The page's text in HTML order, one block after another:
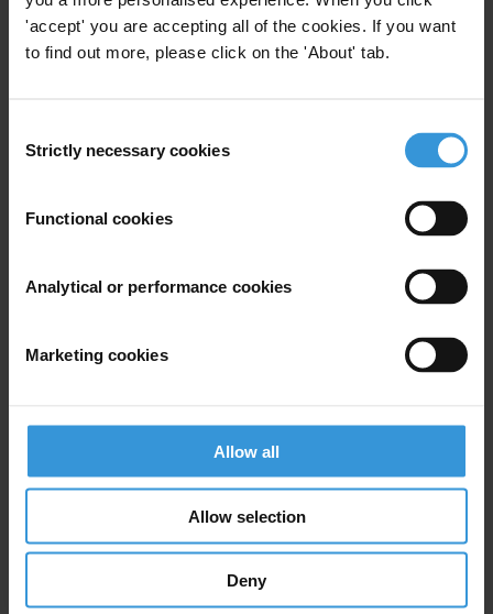
'accept' you are accepting all of the cookies. If you want
to find out more, please click on the 'About' tab.
Selection
Strictly necessary cookies
Functional cookies
Analytical or performance cookies
Marketing cookies
Allow all
Allow selection
Deny
Your registration is almost complete. Please go to your inbox and
confirm your email address in the email we just sent to you